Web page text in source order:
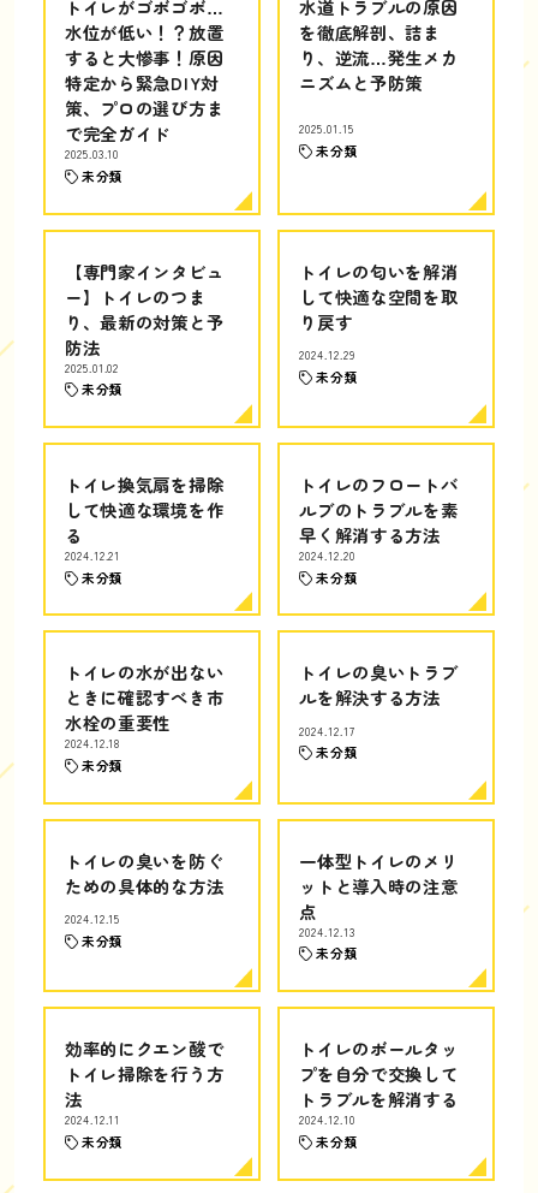
トイレがゴボゴボ…
水位が低い！？放置
すると大惨事！原因
特定から緊急DIY対
策、プロの選び方ま
で完全ガイド
2025.03.10
未分類
水道トラブルの原因
を徹底解剖、詰ま
り、逆流…発生メカ
ニズムと予防策
2025.01.15
未分類
【専門家インタビュ
ー】トイレのつま
り、最新の対策と予
防法
2025.01.02
未分類
トイレの匂いを解消
して快適な空間を取
り戻す
2024.12.29
未分類
トイレ換気扇を掃除
して快適な環境を作
る
2024.12.21
未分類
トイレのフロートバ
ルブのトラブルを素
早く解消する方法
2024.12.20
未分類
トイレの水が出ない
ときに確認すべき市
水栓の重要性
2024.12.18
未分類
トイレの臭いトラブ
ルを解決する方法
2024.12.17
未分類
トイレの臭いを防ぐ
ための具体的な方法
2024.12.15
未分類
一体型トイレのメリ
ットと導入時の注意
点
2024.12.13
未分類
効率的にクエン酸で
トイレ掃除を行う方
法
2024.12.11
未分類
トイレのボールタッ
プを自分で交換して
トラブルを解消する
2024.12.10
未分類